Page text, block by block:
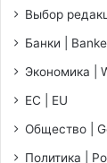
Выбор
Банки |
Экономика |
ЕС | EU
Общество |
Политика |